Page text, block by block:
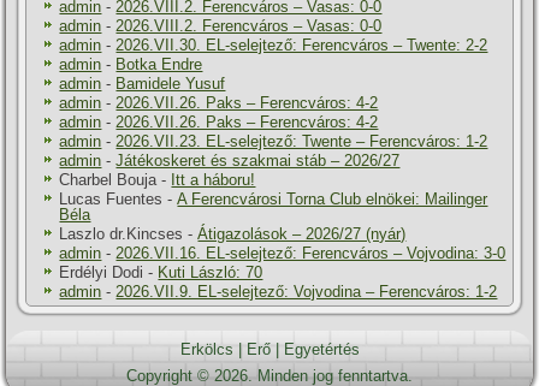
admin - 2026.VIII.2. Ferencváros – Vasas: 0-0
admin - 2026.VIII.2. Ferencváros – Vasas: 0-0
admin - 2026.VII.30. EL-selejtező: Ferencváros – Twente: 2-2
admin - Botka Endre
admin - Bamidele Yusuf
admin - 2026.VII.26. Paks – Ferencváros: 4-2
admin - 2026.VII.26. Paks – Ferencváros: 4-2
admin - 2026.VII.23. EL-selejtező: Twente – Ferencváros: 1-2
admin -Játékoskeret és szakmai stáb – 2026/27
Charbel Bouja - Itt a háboru!
Lucas Fuentes -A Ferencvárosi Torna Club elnökei: Mailinger
Béla
Laszlo dr.Kincses -Átigazolások – 2026/27 (nyár)
admin - 2026.VII.16. EL-selejtező: Ferencváros – Vojvodina: 3-0
Erdélyi Dodi - Kuti László: 70
admin - 2026.VII.9. EL-selejtező: Vojvodina – Ferencváros: 1-2
Erkölcs Erő|
Egyetértés
Copyright © 2026. Minden jog fenntartva.